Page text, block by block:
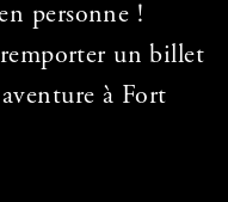
personne !
un billet
à Fort